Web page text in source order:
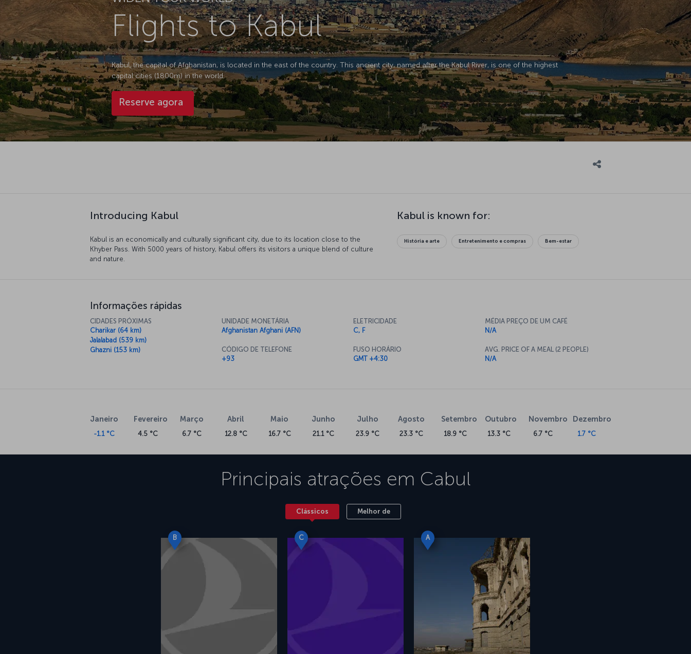
Flights to Kabul
Kabul, the capital of Afghanistan, is located in the east of the country. This ancient city, named after the Kabul River, is one of the highest
capital cities (1800m) in the world.
Reserve agora
Introducing Kabul
Kabul is an economically and culturally significant city, due to its location close to the
Khyber Pass. With 5000 years of history, Kabul offers its visitors a unique blend of culture
and nature.
Kabul is known for:
História e arte Entretenimento e compras Bem-estar
Informações rápidas
CIDADES PRÓXIMAS
Charikar (64 km)
Jalalabad (539 km)
Ghazni (153 km)
UNIDADE MONETÁRIA
Afghanistan Afghani (AFN)
CÓDIGO DE TELEFONE
+93
ELETRICIDADE
C, F
FUSO HORÁRIO
GMT +4:30
MÉDIA PREÇO DE UM CAFÉ
N/A
AVG. PRICE OF A MEAL (2 PEOPLE)
N/A
Janeiro
-1.1 °C
Fevereiro
4.5 °C
Março
6.7 °C
Abril
12.8 °C
Maio
16.7 °C
Junho
21.1 °C
Julho
23.9 °C
Agosto
23.3 °C
Setembro
18.9 °C
Outubro
13.3 °C
Novembro
6.7 °C
Dezembro
1.7 °C
Principais atrações em Cabul
Clássicos Melhor de
B C A